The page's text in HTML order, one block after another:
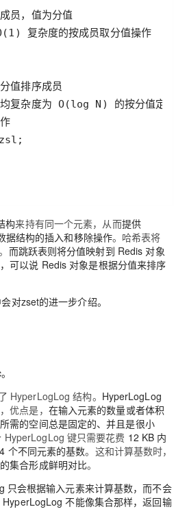
构来持有同一个元素，从而提供
据结构的插入和移除操作。哈希表将
而跳跃表则将分值映射到 Redis 对象
可以说 Redis 对象是根据分值来排序
对zset的进一步介绍。
HyperLogLog 结构。 HyperLogLog
，优点是， 在输入元素的数量或者体积
需的空间总是固定的、并且是很小
HyperLogLog 键只需要花费 12 KB 内
个不同元素的基数。这和计算基数时，
集合形成鲜明对比。
只会根据输入元素来计算基数，而不会
HyperLogLog 不能像集合那样，返回输